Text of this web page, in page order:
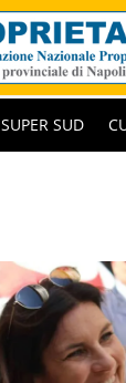
SUPER SUD